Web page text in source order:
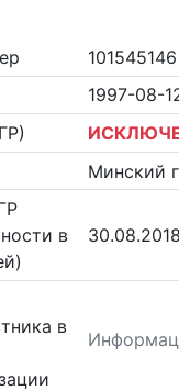
101545146
1997-08-
Минский
в
30.08.2018
в